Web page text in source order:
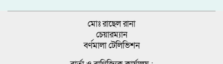
মোঃ রাছেল রানা
চেয়ারম্যান
বর্ণমালা টেলিভিশন